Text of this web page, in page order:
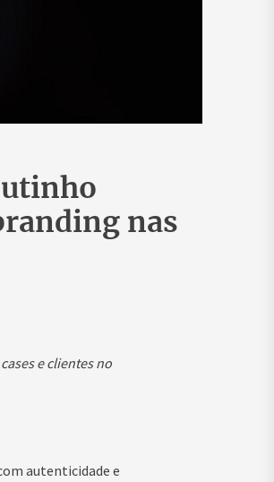
nas
e clientes no
autenticidade e